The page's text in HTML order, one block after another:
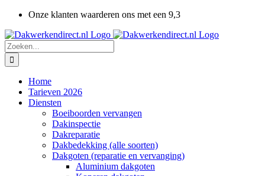
inhoud
Onze klanten waarderen ons met een 9,3
Zoeken
naar:
Home
Tarieven 2026
Diensten
Boeiboorden vervangen
Dakinspectie
Dakreparatie
Dakbedekking (alle soorten)
Dakgoten (reparatie en vervanging)
Aluminium dakgoten